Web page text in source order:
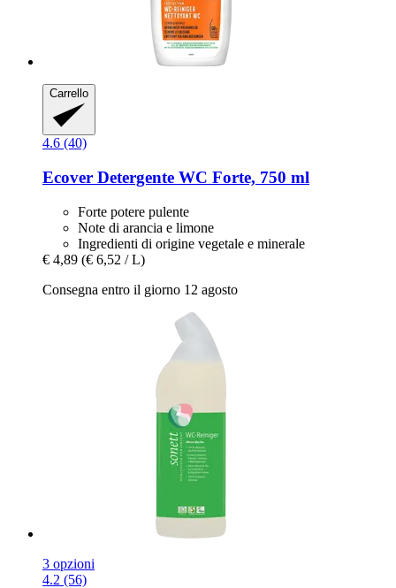
Carrello
4.6 (40)
Ecover Detergente WC Forte, 750 ml
Forte potere pulente
Note di arancia e limone
Ingredienti di origine vegetale e minerale
€ 4,89 (€ 6,52 / L)
Consegna entro il giorno 12 agosto
3 opzioni
4.2 (56)